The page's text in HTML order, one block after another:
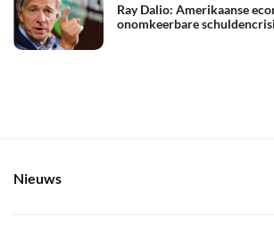
Ray Dalio: Amerikaanse
onomkeerbare
Nieuws